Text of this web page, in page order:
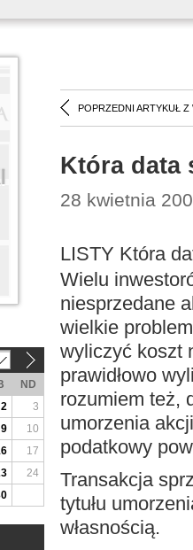
POPRZEDNI ARTYKUŁ Z
Która data
28 kwietnia
LISTY Która
Wielu
niesprzedane
wielkie
wyliczyć koszt
prawidłowo
rozumiem też,
umorzenia
podatkowy
Transakcja
tytułu
własnością.
ND
2
3
9
10
17
24